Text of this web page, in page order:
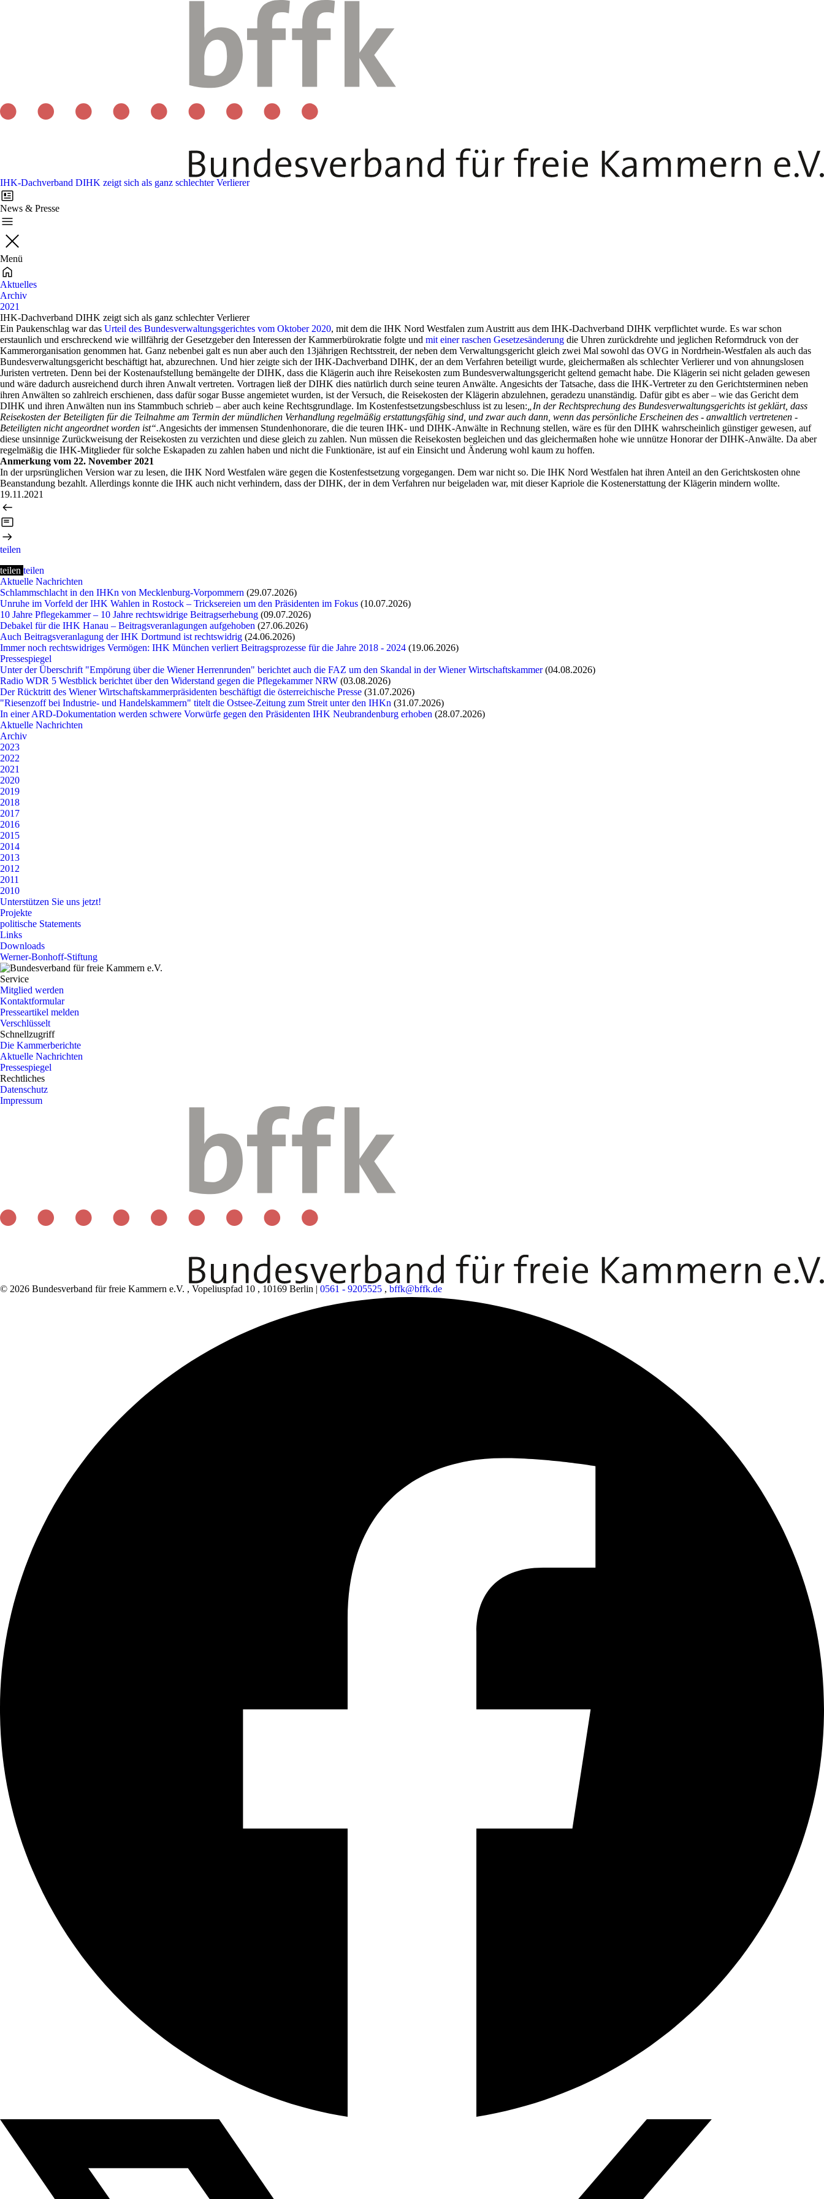
IHK-Dachverband DIHK zeigt sich als ganz schlechter Verlierer
News & Presse
Menü
Aktuelles
Archiv
2021
IHK-Dachverband DIHK zeigt sich als ganz schlechter Verlierer
Ein Paukenschlag war das Urteil des Bundesverwaltungsgerichtes vom Oktober 2020, mit dem die IHK Nord Westfalen zum Austritt aus dem IHK-Dachverband DIHK verpflichtet wurde. Es war schon
erstaunlich und erschreckend wie willfährig der Gesetzgeber den Interessen der Kammerbürokratie folgte und mit einer raschen Gesetzesänderung die Uhren zurückdrehte und jeglichen Reformdruck von der
Kammerorganisation genommen hat. Ganz nebenbei galt es nun aber auch den 13jährigen Rechtsstreit, der neben dem Verwaltungsgericht gleich zwei Mal sowohl das OVG in Nordrhein-Westfalen als auch das
Bundesverwaltungsgericht beschäftigt hat, abzurechnen. Und hier zeigte sich der IHK-Dachverband DIHK, der an dem Verfahren beteiligt wurde, gleichermaßen als schlechter Verlierer und von ahnungslosen
Juristen vertreten. Denn bei der Kostenaufstellung bemängelte der DIHK, dass die Klägerin auch ihre Reisekosten zum Bundesverwaltungsgericht geltend gemacht habe. Die Klägerin sei nicht geladen gewesen
und wäre dadurch ausreichend durch ihren Anwalt vertreten. Vortragen ließ der DIHK dies natürlich durch seine teuren Anwälte. Angesichts der Tatsache, dass die IHK-Vertreter zu den Gerichtsterminen neben
ihren Anwälten so zahlreich erschienen, dass dafür sogar Busse angemietet wurden, ist der Versuch, die Reisekosten der Klägerin abzulehnen, geradezu unanständig. Dafür gibt es aber – wie das Gericht dem
DIHK und ihren Anwälten nun ins Stammbuch schrieb – aber auch keine Rechtsgrundlage. Im Kostenfestsetzungsbeschluss ist zu lesen: „In der Rechtsprechung des Bundesverwaltungsgerichts ist geklärt, dass
Reisekosten der Beteiligten für die Teilnahme am Termin der mündlichen Verhandlung regelmäßig erstattungsfähig sind, und zwar auch dann, wenn das persönliche Erscheinen des - anwaltlich vertretenen -
Beteiligten nicht angeordnet worden ist“.Angesichts der immensen Stundenhonorare, die die teuren IHK- und DIHK-Anwälte in Rechnung stellen, wäre es für den DIHK wahrscheinlich günstiger gewesen, auf
diese unsinnige Zurückweisung der Reisekosten zu verzichten und diese gleich zu zahlen. Nun müssen die Reisekosten begleichen und das gleichermaßen hohe wie unnütze Honorar der DIHK-Anwälte. Da aber
regelmäßig die IHK-Mitglieder für solche Eskapaden zu zahlen haben und nicht die Funktionäre, ist auf ein Einsicht und Änderung wohl kaum zu hoffen.
Anmerkung vom 22. November 2021
In der urpsrünglichen Version war zu lesen, die IHK Nord Westfalen wäre gegen die Kostenfestsetzung vorgegangen. Dem war nicht so. Die IHK Nord Westfalen hat ihren Anteil an den Gerichtskosten ohne
Beanstandung bezahlt. Allerdings konnte die IHK auch nicht verhindern, dass der DIHK, der in dem Verfahren nur beigeladen war, mit dieser Kapriole die Kostenerstattung der Klägerin mindern wollte.
19.11.2021
teilen
teilen teilen
Aktuelle Nachrichten
Schlammschlacht in den IHKn von Mecklenburg-Vorpommern (29.07.2026)
Unruhe im Vorfeld der IHK Wahlen in Rostock – Tricksereien um den Präsidenten im Fokus (10.07.2026)
10 Jahre Pflegekammer – 10 Jahre rechtswidrige Beitragserhebung (09.07.2026)
Debakel für die IHK Hanau – Beitragsveranlagungen aufgehoben (27.06.2026)
Auch Beitragsveranlagung der IHK Dortmund ist rechtswidrig (24.06.2026)
Immer noch rechtswidriges Vermögen: IHK München verliert Beitragsprozesse für die Jahre 2018 - 2024 (19.06.2026)
Pressespiegel
Unter der Überschrift "Empörung über die Wiener Herrenrunden" berichtet auch die FAZ um den Skandal in der Wiener Wirtschaftskammer(04.08.2026)
Radio WDR 5 Westblick berichtet über den Widerstand gegen die Pflegekammer NRW (03.08.2026)
Der Rücktritt des Wiener Wirtschaftskammerpräsidenten beschäftigt die österreichische Presse (31.07.2026)
"Riesenzoff bei Industrie- und Handelskammern" titelt die Ostsee-Zeitung zum Streit unter den IHKn (31.07.2026)
In einer ARD-Dokumentation werden schwere Vorwürfe gegen den Präsidenten IHK Neubrandenburg erhoben (28.07.2026)
Aktuelle Nachrichten
Archiv
2023
2022
2021
2020
2019
2018
2017
2016
2015
2014
2013
2012
2011
2010
Unterstützen Sie uns jetzt!
Projekte
politische Statements
Links
Downloads
Werner-Bonhoff-Stiftung
Service
Mitglied werden
Kontaktformular
Presseartikel melden
Verschlüsselt
Schnellzugriff
Die Kammerberichte
Aktuelle Nachrichten
Pressespiegel
Rechtliches
Datenschutz
Impressum
© 2026 Bundesverband für freie Kammern e.V. , Vopeliuspfad 10 , 10169 Berlin | 0561 - 9205525 , bffk@bffk.de